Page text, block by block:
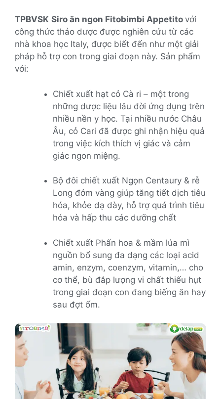
TPBVSK Siro ăn ngon Fitobimbi Appetito với
công thức thảo dược được nghiên cứu từ các
nhà khoa học Italy, được biết đến như một giải
pháp hỗ trợ con trong giai đoạn này. Sản phẩm
với:
Chiết xuất hạt cỏ Cà ri – một trong
những dược liệu lâu đời ứng dụng trên
nhiều nền y học. Tại nhiều nước Châu
Âu, cỏ Cari đã được ghi nhận hiệu quả
trong việc kích thích vị giác và cảm
giác ngon miệng.
Bộ đôi chiết xuất Ngọn Centaury & rễ
Long đởm vàng giúp tăng tiết dịch tiêu
hóa, khỏe dạ dày, hỗ trợ quá trình tiêu
hóa và hấp thu các dưỡng chất
Chiết xuất Phấn hoa & mầm lúa mì
nguồn bổ sung đa dạng các loại acid
amin, enzym, coenzym, vitamin,… cho
cơ thể, bù đắp lượng vi chất thiếu hụt
trong giai đoạn con đang biếng ăn hay
sau đợt ốm.